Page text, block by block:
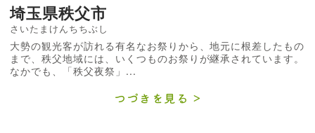
埼玉県秩父市
さいたまけんちちぶし
大勢の観光客が訪れる有名なお祭りから、地元に根差したもの
まで、秩父地域には、いくつものお祭りが継承されています。
なかでも、「秩父夜祭」...
つづきを見る